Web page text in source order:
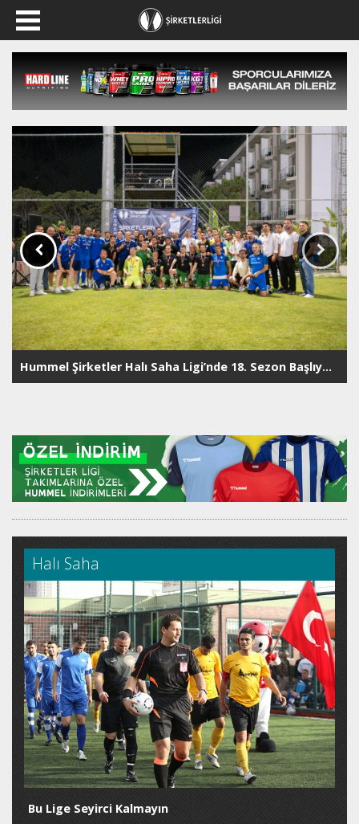
Hummel Şirketler Halı Saha Ligi’nde 18. Sezon Başlıyor: Hedef Antalya Finalleri
Halı Saha
Bu Lige Seyirci Kalmayın